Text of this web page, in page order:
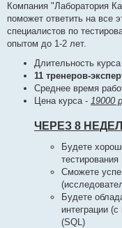
Компания "Лаборатория
поможет ответить на все
специалистов по
опытом до 1-2 лет.
Длительность
11 тренеров-
Среднее время
Цена курса - 19000
ЧЕРЕЗ 8
Будете
тестирования
Сможете
Будете
интеграции
(SQL)